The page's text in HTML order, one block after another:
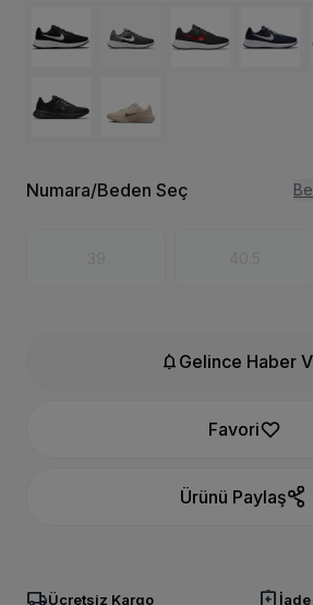
Numara/Beden Seç
notifications Gelince Haber
Favori
Ürünü Paylaş
local_shippingÜcretsiz Kargo assignment_return İade